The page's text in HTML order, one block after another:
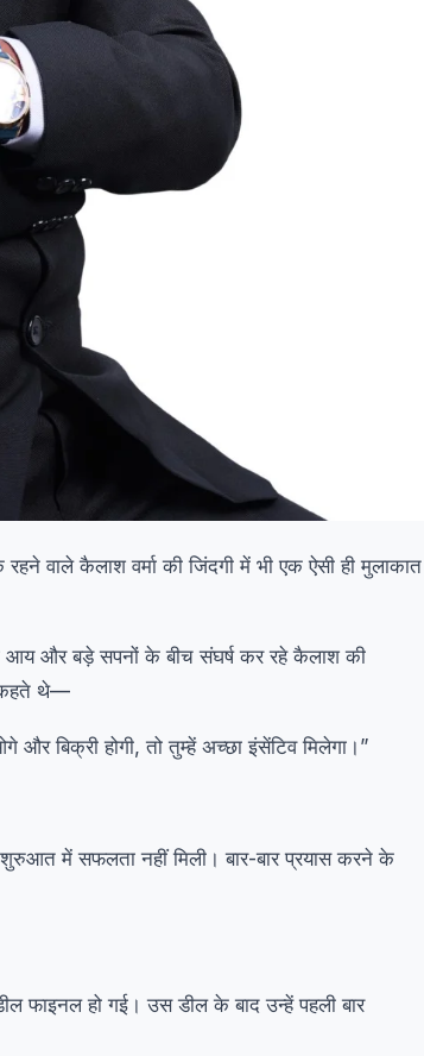
वाले कैलाश वर्मा की जिंदगी में भी एक ऐसी ही मुलाकात
आय और बड़े सपनों के बीच संघर्ष कर रहे कैलाश की
कहते थे—
बिक्री होगी, तो तुम्हें अच्छा इंसेंटिव मिलेगा।”
शुरुआत में सफलता नहीं मिली। बार-बार प्रयास करने के
फाइनल हो गई। उस डील के बाद उन्हें पहली बार